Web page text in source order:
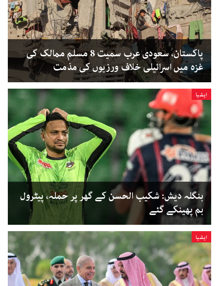
پاکستان، سعودی عرب سمیت 8 مسلم ممالک کی
غزہ میں اسرائیلی خلاف ورزیوں کی مذمت
ایشیا
بنگلہ دیش: شکیب الحسن کے گھر پر حملہ، پیٹرول
بم پھینکے گئے
ایشیا